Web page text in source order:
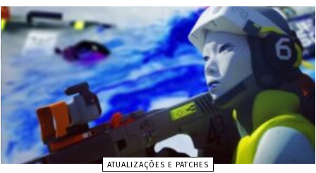
ATUALIZAÇÕES E PATCHES